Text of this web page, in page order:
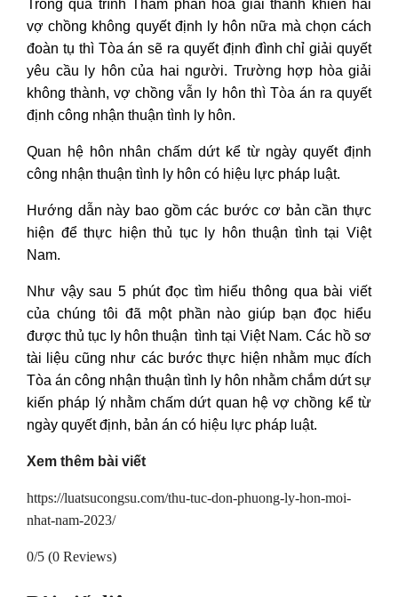
Trong quá trình Thẩm phán hòa giải thành khiến hai
vợ chồng không quyết định ly hôn nữa mà chọn cách
đoàn tụ thì Tòa án sẽ ra quyết định đình chỉ giải quyết
yêu cầu ly hôn của hai người. Trường hợp hòa giải
không thành, vợ chồng vẫn ly hôn thì Tòa án ra quyết
định công nhận thuận tình ly hôn.
Quan hệ hôn nhân chấm dứt kể từ ngày quyết định
công nhận thuận tình ly hôn có hiệu lực pháp luật.
Hướng dẫn này bao gồm các bước cơ bản cần thực
hiện để thực hiện thủ tục ly hôn thuận tình tại Việt
Nam.
Như vậy sau 5 phút đọc tìm hiểu thông qua bài viết
của chúng tôi đã một phần nào giúp bạn đọc hiểu
được thủ tục ly hôn thuận tình tại Việt Nam. Các hồ sơ
tài liệu cũng như các bước thực hiện nhằm mục đích
Tòa án công nhận thuận tình ly hôn nhằm chắm dứt sự
kiến pháp lý nhằm chấm dứt quan hệ vợ chồng kể từ
ngày quyết định, bản án có hiệu lực pháp luật.
Xem thêm bài viết
https://luatsucongsu.com/thu-tuc-don-phuong-ly-hon-moi-
nhat-nam-2023/
0/5 (0 Reviews)